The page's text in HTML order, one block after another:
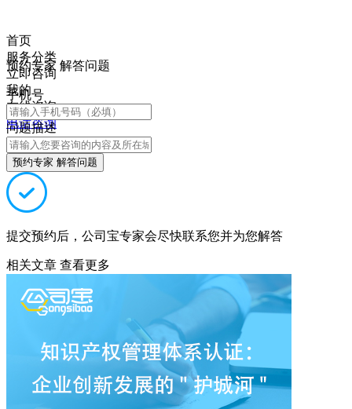
首页
服务分类
立即咨询
我的
在线咨询
电话咨询
预约专家 解答问题
手机号
问题描述
预约专家 解答问题
提交预约后，公司宝专家会尽快联系您并为您解答
相关文章 查看更多